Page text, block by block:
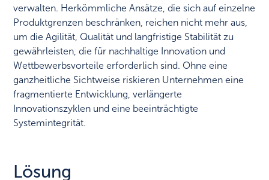
verwalten. Herkömmliche Ansätze, die sich auf einzelne
Produktgrenzen beschränken, reichen nicht mehr aus,
um die Agilität, Qualität und langfristige Stabilität zu
gewährleisten, die für nachhaltige Innovation und
Wettbewerbsvorteile erforderlich sind. Ohne eine
ganzheitliche Sichtweise riskieren Unternehmen eine
fragmentierte Entwicklung, verlängerte
Innovationszyklen und eine beeinträchtigte
Systemintegrität.
Lösung